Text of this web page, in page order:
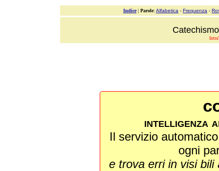
Indice| Parole: Alfabetica - Frequenza -
intelligenza
Il servizio
ogni
e trova erri in visi